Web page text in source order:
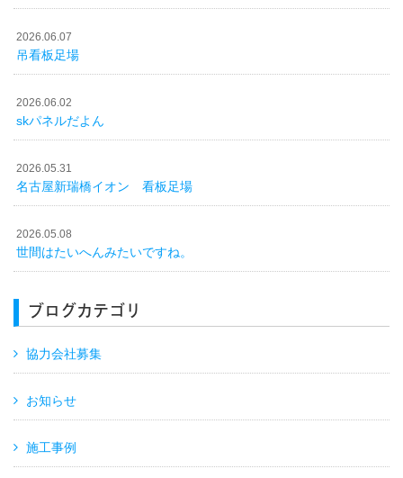
2026.06.07
吊看板足場
2026.06.02
skパネルだよん
2026.05.31
名古屋新瑞橋イオン 看板足場
2026.05.08
世間はたいへんみたいですね。
ブログカテゴリ
協力会社募集
お知らせ
施工事例